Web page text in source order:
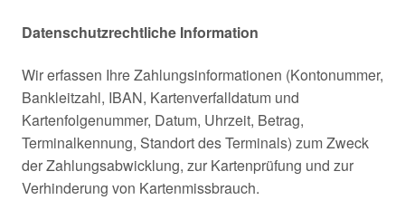
Datenschutzrechtliche Information
Wir erfassen Ihre Zahlungsinformationen (Kontonummer,
Bankleitzahl, IBAN, Kartenverfalldatum und
Kartenfolgenummer, Datum, Uhrzeit, Betrag,
Terminalkennung, Standort des Terminals) zum Zweck
der Zahlungsabwicklung, zur Kartenprüfung und zur
Verhinderung von Kartenmissbrauch.